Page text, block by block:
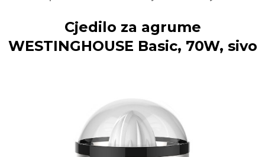
Cjedilo za agrume
WESTINGHOUSE Basic, 70W, sivo